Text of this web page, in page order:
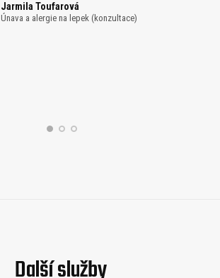
Jarmila Toufarová
Únava a alergie na lepek (konzultace)